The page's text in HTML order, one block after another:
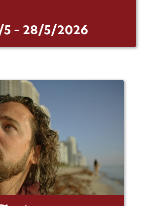
5 – 28/5/2026